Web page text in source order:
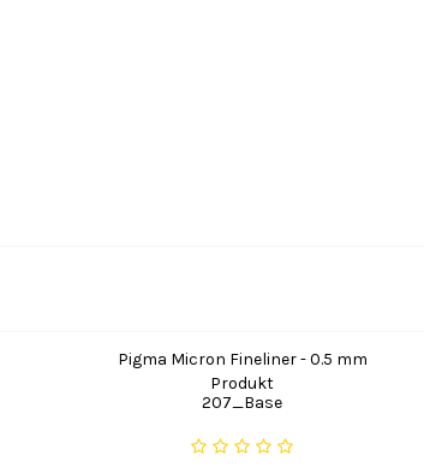
Pigma Micron Fineliner - 0.5 mm
Produkt
207_Base